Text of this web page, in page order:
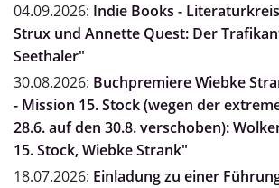
04.09.2026: Indie Books -
Strux und Annette Quest: Der
Seethaler"
30.08.2026: Buchpremiere Wiebke
- Mission 15. Stock (wegen der
28.6. auf den 30.8. verschoben):
15. Stock, Wiebke Strank"
18.07.2026: Einladung zu einer